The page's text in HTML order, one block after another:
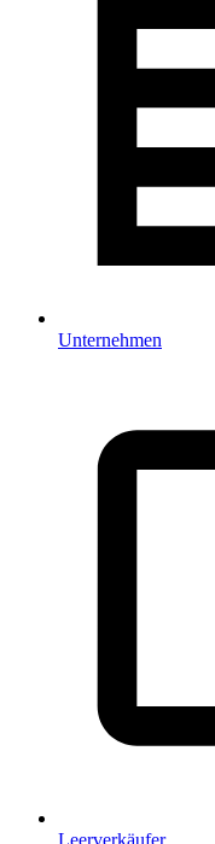
Unternehmen
Leerverkäufer